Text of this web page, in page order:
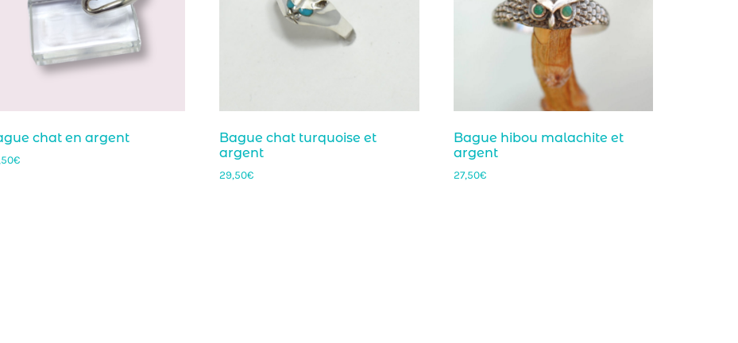
chat en argent
€
Bague chat turquoise et
argent
29,50€
Bague hibou malachite et
argent
27,50€